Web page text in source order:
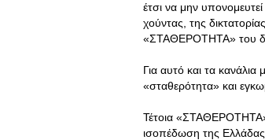
έτσι να μην
χούντας, της
«ΣΤΑΘΕΡΟΤΗΤΑ» του
Για αυτό και τα
«σταθερότητα» και
Τέτοια «ΣΤΑΘΕΡΟΤΗΤΑ»
ισοπέδωση της